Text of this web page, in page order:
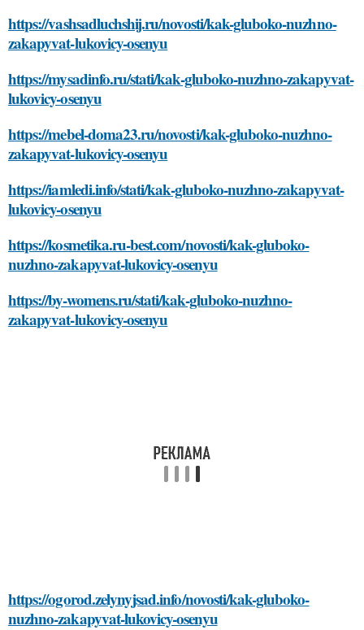
https://vashsadluchshij.ru/novosti/kak-gluboko-nuzhno-
zakapyvat-lukovicy-osenyu
https://mysadinfo.ru/stati/kak-gluboko-nuzhno-zakapyvat-
lukovicy-osenyu
https://mebel-doma23.ru/novosti/kak-gluboko-nuzhno-
zakapyvat-lukovicy-osenyu
https://iamledi.info/stati/kak-gluboko-nuzhno-zakapyvat-
lukovicy-osenyu
https://kosmetika.ru-best.com/novosti/kak-gluboko-
nuzhno-zakapyvat-lukovicy-osenyu
https://by-womens.ru/stati/kak-gluboko-nuzhno-
zakapyvat-lukovicy-osenyu
https://ogorod.zelynyjsad.info/novosti/kak-gluboko-
nuzhno-zakapyvat-lukovicy-osenyu